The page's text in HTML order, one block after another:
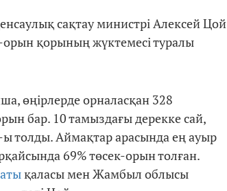
сақтау министрі Алексей Цой
орын қорының жүктемесі туралы
өңірлерде орналасқан 328
бар. 10 тамыздағы дерекке сай,
толды. Аймақтар арасында ең ауыр
69% төсек-орын толған.
қаласы мен Жамбыл облысы